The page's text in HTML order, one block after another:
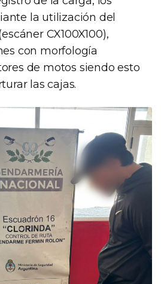
la utilización del
CX100X100),
con morfología
de motos siendo esto
las cajas.